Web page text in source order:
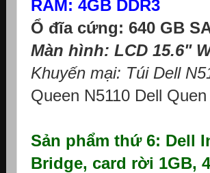
RAM: 4GB DDR3
Ổ đĩa cứng: 640 GB
Màn hình: LCD 15.6"
Khuyến mại: Túi Dell
Queen N5110 Dell
Sản phẩm thứ 6: Dell
Bridge, card rời 1GB,